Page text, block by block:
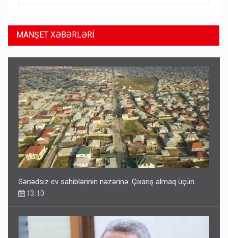
MANŞET XƏBƏRLƏRİ
Sənədsiz ev sahiblərinin nəzərinə: Çıxarış almaq üçün...
13:10